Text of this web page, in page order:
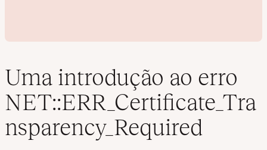
e
p
Uma introdução ao erro
NET::ERR_Certificate_Tra
nsparency_Required